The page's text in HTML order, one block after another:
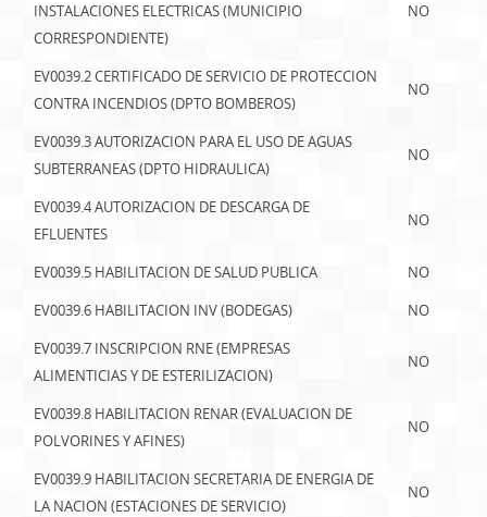
INSTALACIONES ELECTRICAS (MUNICIPIO
CORRESPONDIENTE)
NO
EV0039.2 CERTIFICADO DE SERVICIO DE PROTECCION
CONTRA INCENDIOS (DPTO BOMBEROS)
NO
EV0039.3 AUTORIZACION PARA EL USO DE AGUAS
SUBTERRANEAS (DPTO HIDRAULICA)
NO
EV0039.4 AUTORIZACION DE DESCARGA DE
EFLUENTES
NO
EV0039.5 HABILITACION DE SALUD PUBLICA
NO
EV0039.6 HABILITACION INV (BODEGAS)
NO
EV0039.7 INSCRIPCION RNE (EMPRESAS
ALIMENTICIAS Y DE ESTERILIZACION)
NO
EV0039.8 HABILITACION RENAR (EVALUACION DE
POLVORINES Y AFINES)
NO
EV0039.9 HABILITACION SECRETARIA DE ENERGIA DE
LA NACION (ESTACIONES DE SERVICIO)
NO